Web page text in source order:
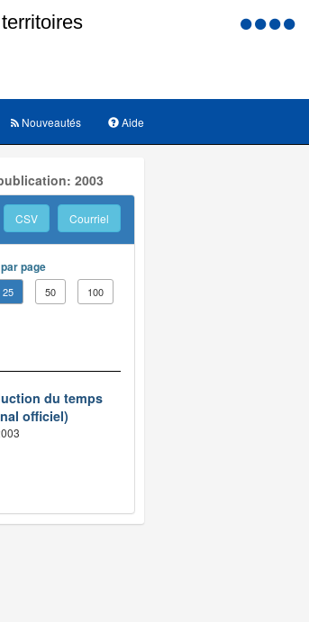
Menu
Aide
Nouveautés
2003
CSV Courriel
page
25 50 100
du temps
officiel)